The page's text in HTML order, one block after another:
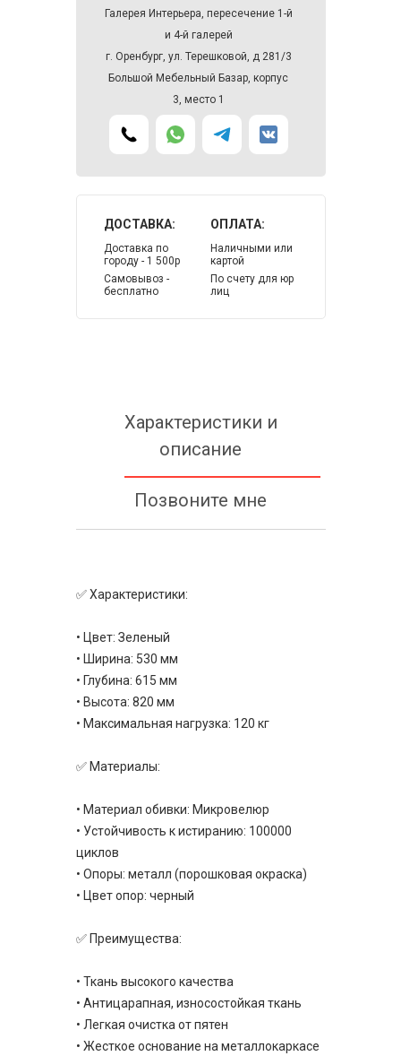
Галерея Интерьера, пересечение 1-й
и 4-й галерей
г. Оренбург, ул. Терешковой, д 281/3
Большой Мебельный Базар, корпус
3, место 1
ДОСТАВКА:
Доставка по
городу - 1 500р
Самовывоз -
бесплатно
ОПЛАТА:
Наличными или
картой
По счету для юр
лиц
Характеристики и
описание
Позвоните мне
✅ Характеристики:
• Цвет: Зеленый
• Ширина: 530 мм
• Глубина: 615 мм
• Высота: 820 мм
• Максимальная нагрузка: 120 кг
✅ Материалы:
• Материал обивки: Микровелюр
• Устойчивость к истиранию: 100000
циклов
• Опоры: металл (порошковая окраска)
• Цвет опор: черный
✅ Преимущества:
• Ткань высокого качества
• Антицарапная, износостойкая ткань
• Легкая очистка от пятен
• Жесткое основание на металлокаркасе